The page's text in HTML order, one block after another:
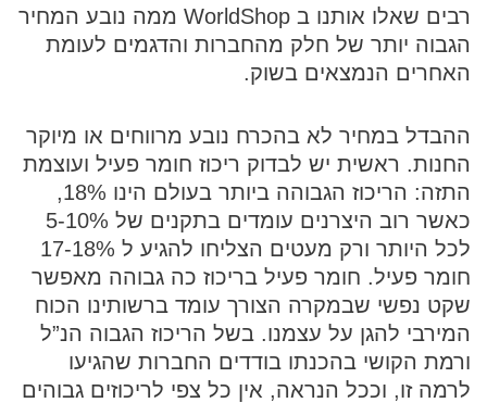
רבים שאלו אותנו ב WorldShop ממה נובע המחיר
הגבוה יותר של חלק מהחברות והדגמים לעומת
האחרים הנמצאים בשוק.
ההבדל במחיר לא בהכרח נובע מרווחים או מיוקר
החנות. ראשית יש לבדוק ריכוז חומר פעיל ועוצמת
התזה: הריכוז הגבוהה ביותר בעולם הינו 18%,
כאשר רוב היצרנים עומדים בתקנים של 5-10%
לכל היותר ורק מעטים הצליחו להגיע ל 17-18%
חומר פעיל. חומר פעיל בריכוז כה גבוהה מאפשר
שקט נפשי שבמקרה הצורך עומד ברשותינו הכוח
המירבי להגן על עצמנו. בשל הריכוז הגבוה הנ”ל
ורמת הקושי בהכנתו בודדים החברות שהגיעו
לרמה זו, וככל הנראה, אין כל צפי לריכוזים גבוהים